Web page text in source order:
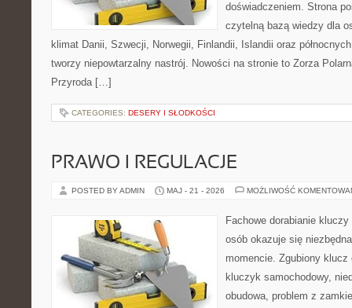
doświadczeniem. Strona
czytelną bazą wiedzy dla
klimat Danii, Szwecji, Norwegii, Finlandii, Islandii oraz
tworzy niepowtarzalny nastrój. Nowości na stronie to Zorza
Przyroda […]
CATEGORIES: DESERY I SŁODKOŚCI
PRAWO I REGULACJE
POSTED BY ADMIN MAJ - 21 - 2026 MOŻLIWOŚĆ
Fachowe dorabianie
osób okazuje się
momencie. Zgubiony
kluczyk samochodowy,
obudowa, problem z